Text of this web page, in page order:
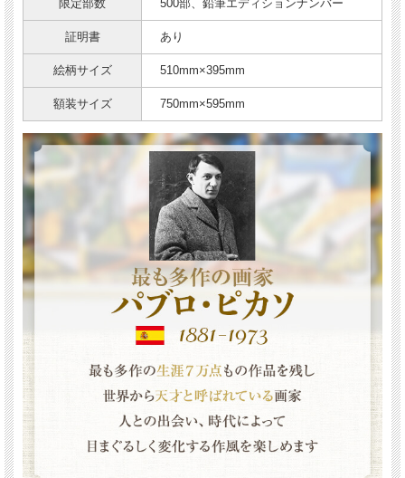
限定部数 500部、鉛筆エディションナンバー
証明書 あり
絵柄サイズ 510mm×395mm
額装サイズ 750mm×595mm